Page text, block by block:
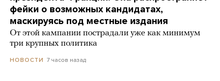
фейки о возможных кандидатах,
маскируясь под местные издания
От этой кампании пострадали уже как минимум
три крупных политика
НОВОСТИ 7 часов назад